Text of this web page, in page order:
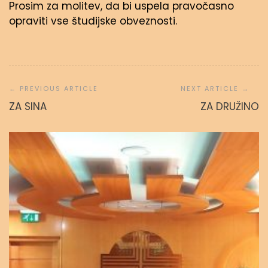
Prosim za molitev, da bi uspela pravočasno
opraviti vse študijske obveznosti.
prispevka
ZA SINA ZA DRUŽINO